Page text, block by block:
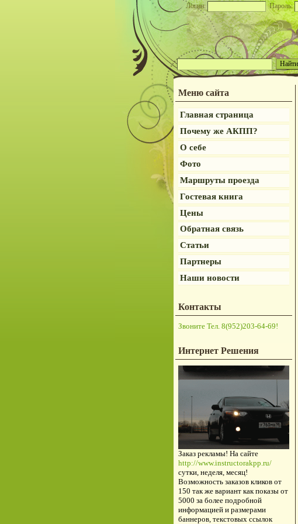
Логин: Пароль:
Меню сайта
Главная страница
Почему же АКПП?
О себе
Фото
Маршруты проезда
Гостевая книга
Цены
Обратная связь
Статьи
Партнеры
Наши новости
Контакты
Звоните Тел. 8(952)203-64-69!
Интернет Решения
Заказ рекламы! На сайте
http://www.instructorakpp.ru/
сутки, неделя, месяц!
Возможность заказов кликов от
150 так же вариант как показы от
5000 за более подробной
информацией и размерами
баннеров, текстовых ссылок